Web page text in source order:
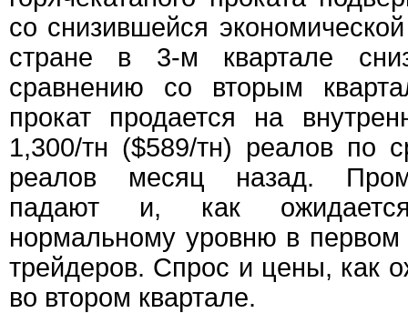
со снизившейся
стране в 3-м квартале
сравнению со вторым
прокат продается на
1,300/тн ($589/тн) реалов по
реалов месяц назад.
падают и, как
нормальному уровню в первом
трейдеров. Спрос и цены, как
во втором квартале.